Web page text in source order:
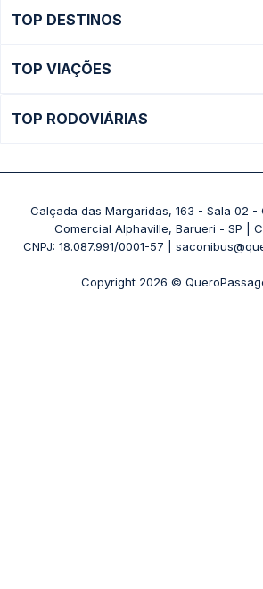
TOP DESTINOS
Ônibus São Paulo
TOP VIAÇÕES
Passagens Pássaro Marron
+ Viações
TOP RODOVIÁRIAS
Rodoviária Belo Horizonte - Gov. Israel
Rodoviária Curitiba
+ Rodoviárias
Calçada das Margaridas, 163 - Sala 02 -
Comercial Alphaville, Barueri - SP |
CNPJ: 18.087.991/0001-57 |
Copyright 2026 ©